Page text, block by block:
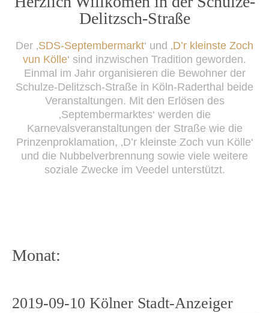
content
Delitzsch-Straße
Der ‚SDS-Septembermarkt‘ und ‚D’r kleinste Zoch
vun Kölle‘ sind inzwischen Tradition geworden.
Einmal im Jahr organisieren die Bewohner der
Schulze-Delitzsch-Straße in Köln-Raderthal beide
Veranstaltungen. Mit den Erlösen des
‚Septembermarktes‘ werden die
Karnevalsveranstaltungen der Straße wie die
Prinzenproklamation, ‚D’r kleinste Zoch vun Kölle‘
und die Nubbelverbrennung sowie viele weitere
soziale Zwecke im Veedel unterstützt.
Monat:
2019-09-10 Kölner Stadt-Anzeiger